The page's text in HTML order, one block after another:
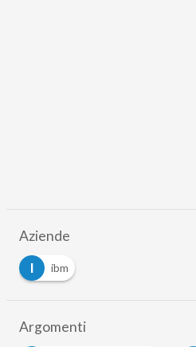
Aziende
I
ibm
Argomenti